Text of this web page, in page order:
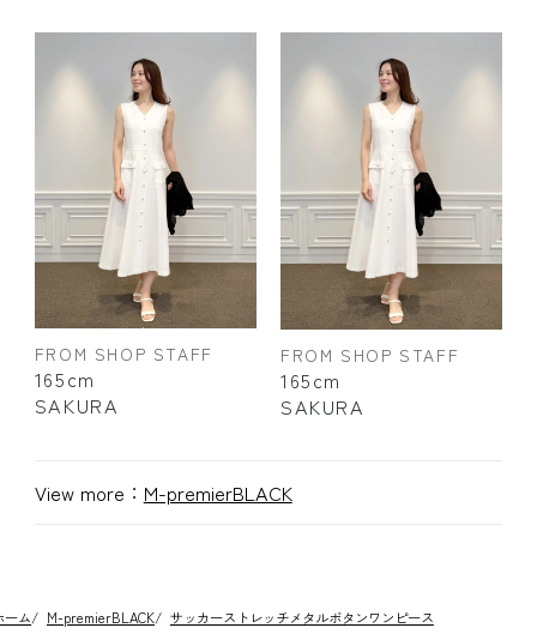
FROM SHOP STAFF
165cm
SAKURA
FROM SHOP STAFF
165cm
SAKURA
View more： M-premierBLACK
ーム/ M-premierBLACK/ サッカーストレッチメタルボタンワンピース